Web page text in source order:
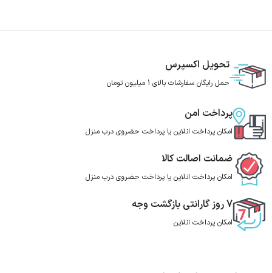
تحویل اکسپرس
حمل رایگان سفارشات بالای 1 میلیون تومان
پرداخت امن
امکان پرداخت انلاین یا پرداخت حضروی درب منزل
ضمانت اصالت کالا
امکان پرداخت انلاین یا پرداخت حضروی درب منزل
7 روز گارانتی بازگشت وجه
امکان پرداخت انلاین